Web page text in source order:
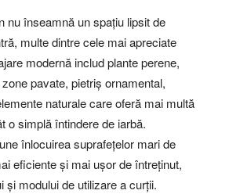
nu înseamnă un spațiu lipsit de
multe dintre cele mai apreciate
modernă includ plante perene,
pavate, pietriș ornamental,
naturale care oferă mai multă
o simplă întindere de iarbă.
înlocuirea suprafețelor mari de
eficiente și mai ușor de întreținut,
și modului de utilizare a curții.